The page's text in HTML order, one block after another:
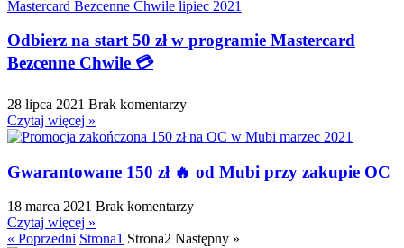
Odbierz na start 50 zł w programie Mastercard
Bezcenne Chwile 💳
28 lipca 2021 Brak komentarzy
Czytaj więcej »
Gwarantowane 150 zł 🔥 od Mubi przy zakupie OC
18 marca 2021 Brak komentarzy
Czytaj więcej »
« Poprzedni Strona1 Strona2 Następny »